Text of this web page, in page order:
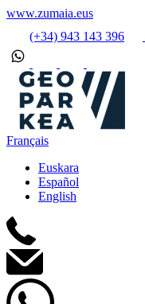
www.zumaia.eus
(+34) 943 143 396
Français
Euskara
Español
English